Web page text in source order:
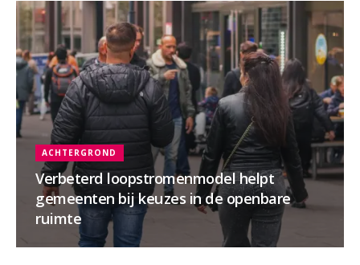
Verbeterd loopstromenmodel helpt
gemeenten bij keuzes in de openbare
ruimte
ACHTERGROND